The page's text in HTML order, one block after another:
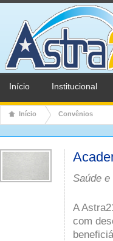
Início Institucional
Início Convênios
Saúde
A
com